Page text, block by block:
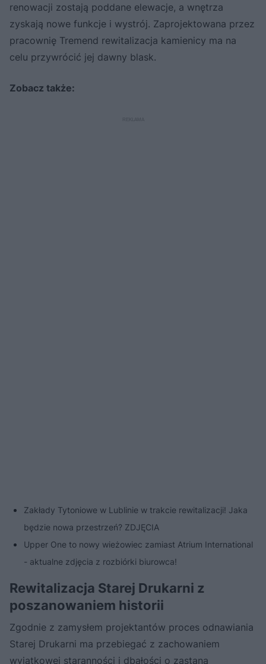
renowacji zostają poddane elewacje, a wnętrza
zyskają nowe funkcje i wystrój. Zaprojektowana przez
pracownię Tremend rewitalizacja kamienicy ma na
celu przywrócić jej dawny blask.
Zobacz także:
Zakłady Tytoniowe w Lublinie w trakcie rewitalizacji! Jaka
będzie nowa przestrzeń? ZDJĘCIA
Upper One to nowy wieżowiec zamiast Atrium International
- aktualne zdjęcia z rozbiórki biurowca!
Rewitalizacja Starej Drukarni z
poszanowaniem historii
Zgodnie z zamysłem projektantów proces odnawiania
Starej Drukarni ma przebiegać z zachowaniem
wyjątkowej staranności i dbałości o zastaną